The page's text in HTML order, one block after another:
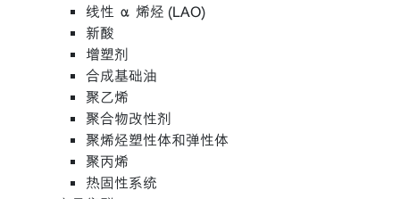
线性 α 烯烃 (LAO)
新酸
增塑剂
合成基础油
聚乙烯
聚合物改性剂
聚烯烃塑性体和弹性体
聚丙烯
热固性系统